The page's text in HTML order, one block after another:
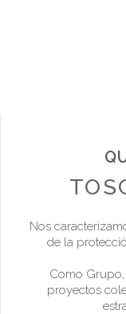
Nos
de la
Como
proyectos